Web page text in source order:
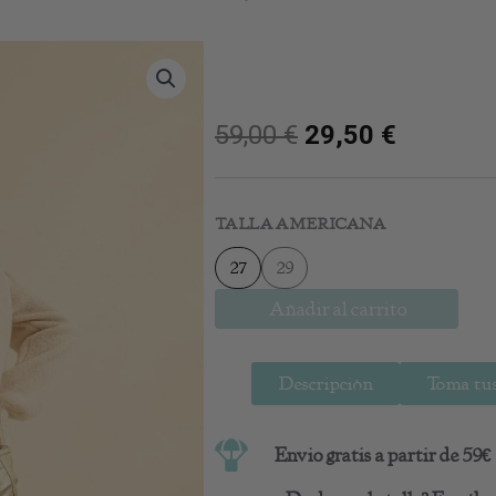
59,00€ 29,50 €
TALLA AMERICANA
27 29
Piel
cantidad
Añadir al carrito
Descripción Toma
Envio gratis a partir de 59€